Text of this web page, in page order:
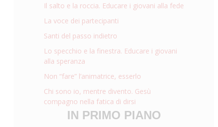
Il salto e la roccia. Educare i giovani alla fede
La voce dei partecipanti
Santi del passo indietro
Lo specchio e la finestra. Educare i giovani
alla speranza
Non “fare” l’animatrice, esserlo
Chi sono io, mentre divento. Gesù
compagno nella fatica di dirsi
IN PRIMO PIANO